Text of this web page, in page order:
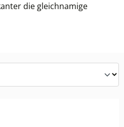
die gleichnamige